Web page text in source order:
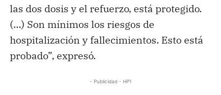
las dos dosis y el refuerzo, está protegido.
(…) Son mínimos los riesgos de
hospitalización y fallecimientos. Esto está
probado”, expresó.
- Publicidad - HP1